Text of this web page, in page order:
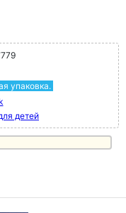
упаковка.
детей